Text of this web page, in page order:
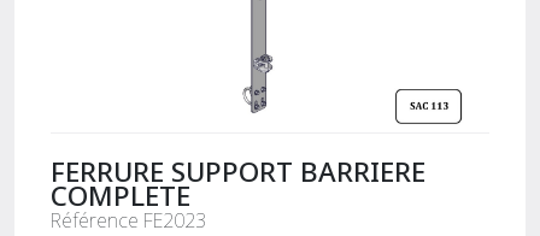
FERRURE SUPPORT BARRIERE
COMPLETE
Référence FE2023